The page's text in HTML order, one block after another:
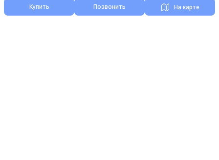
Купить Позвонить На карте